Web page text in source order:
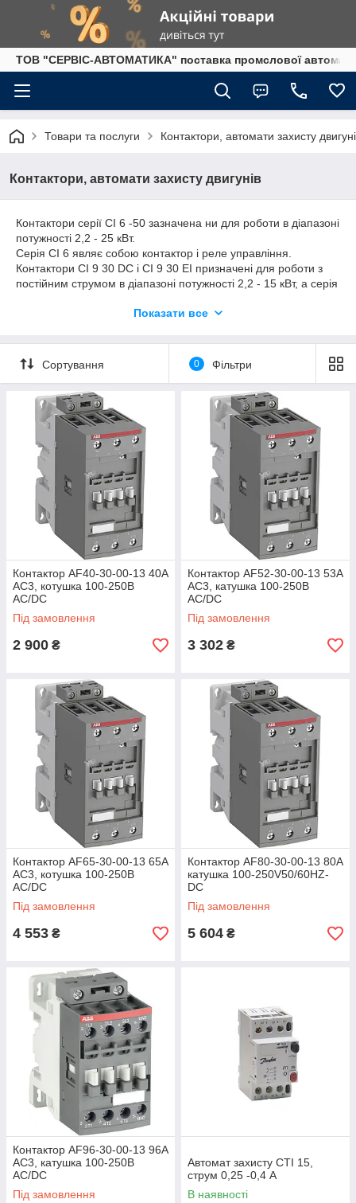
ТОВ "СЕРВІС-АВТОМАТИКА" поставка промслової
Товари та послуги Контактори, автомати захисту
Контактори, автомати захисту двигунів
Контактори серії CI 6 -50 зазначена ни для роботи в діапазоні
потужності 2,2 - 25 кВт.
Серія CI 6 являє собою контактор і реле управління.
Контактори CI 9 30 DC і CI 9 30 EI призначені для роботи з
постійним струмом в діапазоні потужності 2,2 - 15 кВт, а серія
вбудоване реле для роботи спільно з PLC з вихідним
Для контакторів передбачений широкий спектр аксесуарів:
блоки допов
навчих контактів, таймери, інтер фейсные модулі та ін. Також
для CI 6 50 передбачені термореле перевантаження для
захисту електродвигунів.
Показати все
Сортування 0 Фільтри
Контактор AF40-30-00-13 40А
AC3, котушка 100-250В
AC/DC
Під замовлення
2 900 ₴
Контактор AF52-30-00-13 53А
AC3, катушка 100-250В
AC/DC
Під замовлення
3 302 ₴
Контактор AF65-30-00-13 65А
AC3, котушка 100-250В
AC/DC
Під замовлення
4 553 ₴
Контактор AF80-30-00-13 80А
катушка 100-250V50/60HZ-
DC
Під замовлення
5 604 ₴
Контактор AF96-30-00-13 96А
AC3, катушка 100-250В
AC/DC
Під замовлення
Автомат захисту CTI 15,
струм 0,25 -0,4 А
В наявності